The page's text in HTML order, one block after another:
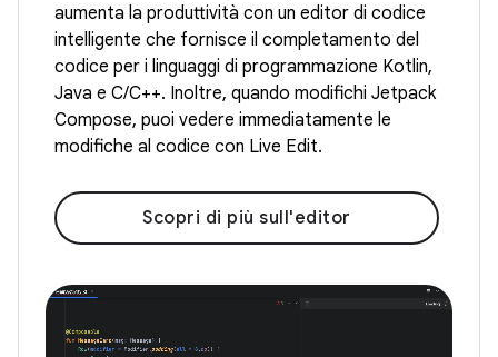
aumenta la produttività con un editor di codice
intelligente che fornisce il completamento del
codice per i linguaggi di programmazione Kotlin,
Java e C/C++. Inoltre, quando modifichi Jetpack
Compose, puoi vedere immediatamente le
modifiche al codice con Live Edit.
Scopri di più sull'editor